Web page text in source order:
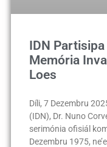
IDN
Memória
Loes
Díli, 7 Dezembru
(IDN), Dr. Nuno
serimónia ofisiál
Dezembru 1975,